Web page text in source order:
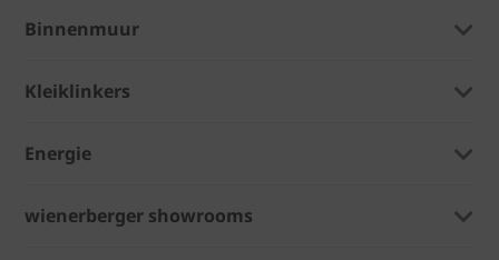
Binnenmuur
Kleiklinkers
Energie
wienerberger showrooms